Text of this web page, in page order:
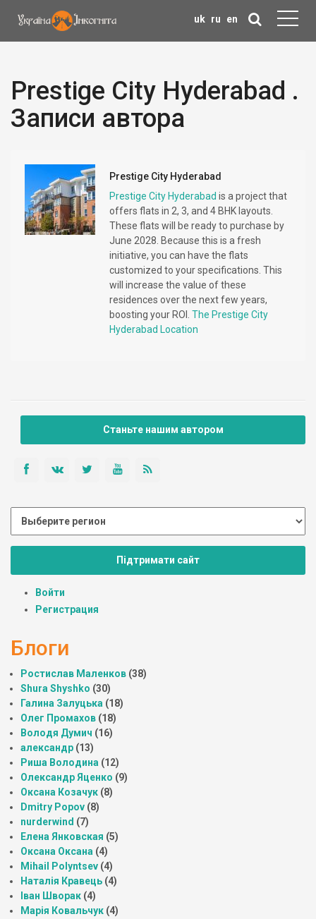
uk ru en
Prestige City Hyderabad .
Записи автора
Prestige City Hyderabad
Prestige City Hyderabad is a project that
offers flats in 2, 3, and 4 BHK layouts.
These flats will be ready to purchase by
June 2028. Because this is a fresh
initiative, you can have the flats
customized to your specifications. This
will increase the value of these
residences over the next few years,
boosting your ROI. The Prestige City
Hyderabad Location
Станьте нашим автором
Підтримати сайт
Войти
Регистрация
Блоги
Ростислав Маленков (38)
Shura Shyshko (30)
Галина Залуцька (18)
Олег Промахов (18)
Володя Думич (16)
александр (13)
Риша Володина (12)
Олександр Яценко (9)
Оксана Козачук (8)
Dmitry Popov (8)
nurderwind (7)
Елена Янковская (5)
Оксана Оксана (4)
Mihail Polyntsev (4)
Наталія Кравець (4)
Іван Шворак (4)
Марія Ковальчук (4)